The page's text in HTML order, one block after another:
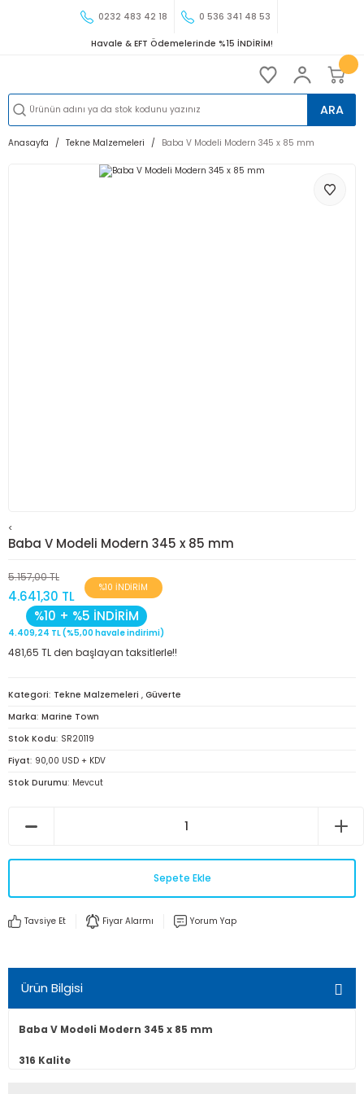
0232 483 42 18 0 536 341 48 53
Havale & EFT Ödemelerinde %15 İNDİRİM!
ARA
Anasayfa Tekne Malzemeleri Baba V Modeli Modern 345 x 85 mm
<
Baba V Modeli Modern 345 x 85 mm
5.157,00 TL
4.641,30 TL
%10 İNDİRİM
%10 + %5 İNDİRİM
4.409,24 TL (%5,00 havale indirimi)
481,65 TL den başlayan taksitlerle!!
Kategori Tekne Malzemeleri , Güverte
Marka Marine Town
Stok Kodu SR20119
Fiyat 90,00 USD + KDV
Stok Durumu Mevcut
Sepete Ekle
Tavsiye Et Fiyar Alarmı Yorum Yap
Ürün Bilgisi
Baba V Modeli Modern 345 x 85 mm
316 Kalite